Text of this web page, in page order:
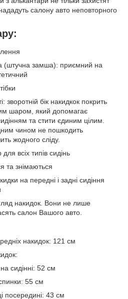
салону авто неповторного
(штучна замша): приємний на
зворотній бік накидкок покрить
шаром, який допомагає
та стити єдиним цілим.
чином не пошкодить
жодного сліду.
всіх типів сидінь
та знімаються
на передні і задні сидіння
накидок. Вони не лише
салон Вашого авто.
накидок: 121 см
сидінні: 52 см
55 см
посередині: 43 см